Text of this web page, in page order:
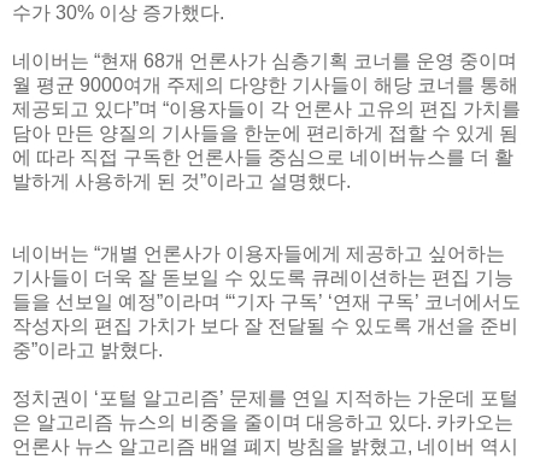
수가 30% 이상 증가했다.
네이버는 “현재 68개 언론사가 심층기획 코너를 운영 중이며
월 평균 9000여개 주제의 다양한 기사들이 해당 코너를 통해
제공되고 있다”며 “이용자들이 각 언론사 고유의 편집 가치를
담아 만든 양질의 기사들을 한눈에 편리하게 접할 수 있게 됨
에 따라 직접 구독한 언론사들 중심으로 네이버뉴스를 더 활
발하게 사용하게 된 것”이라고 설명했다.
네이버는 “개별 언론사가 이용자들에게 제공하고 싶어하는
기사들이 더욱 잘 돋보일 수 있도록 큐레이션하는 편집 기능
들을 선보일 예정”이라며 “‘기자 구독’ ‘연재 구독’ 코너에서도
작성자의 편집 가치가 보다 잘 전달될 수 있도록 개선을 준비
중”이라고 밝혔다.
정치권이 ‘포털 알고리즘’ 문제를 연일 지적하는 가운데 포털
은 알고리즘 뉴스의 비중을 줄이며 대응하고 있다. 카카오는
언론사 뉴스 알고리즘 배열 폐지 방침을 밝혔고, 네이버 역시